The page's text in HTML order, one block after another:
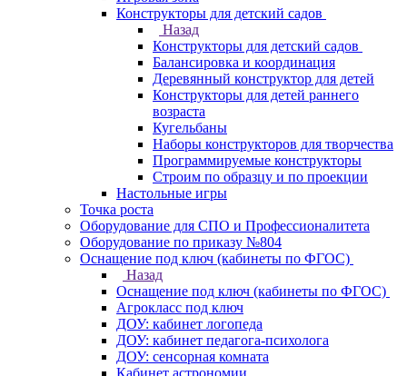
Конструкторы для детский садов
Назад
Конструкторы для детский садов
Балансировка и координация
Деревянный конструктор для детей
Конструкторы для детей раннего
возраста
Кугельбаны
Наборы конструкторов для творчества
Программируемые конструкторы
Строим по образцу и по проекции
Настольные игры
Точка роста
Оборудование для СПО и Профессионалитета
Оборудование по приказу №804
Оснащение под ключ (кабинеты по ФГОС)
Назад
Оснащение под ключ (кабинеты по ФГОС)
Агрокласс под ключ
ДОУ: кабинет логопеда
ДОУ: кабинет педагога-психолога
ДОУ: сенсорная комната
Кабинет астрономии